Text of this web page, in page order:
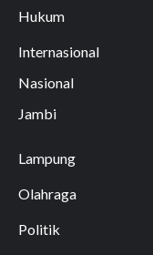
Hukum
Internasional
Nasional
Jambi
Lampung
Olahraga
Politik